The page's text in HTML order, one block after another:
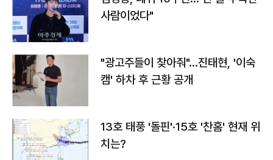
사람이었다"
"광고주들이 찾아줘"…진태현, '이숙
캠' 하차 후 근황 공개
13호 태풍 '돌핀'·15호 '찬홈' 현재 위
치는?